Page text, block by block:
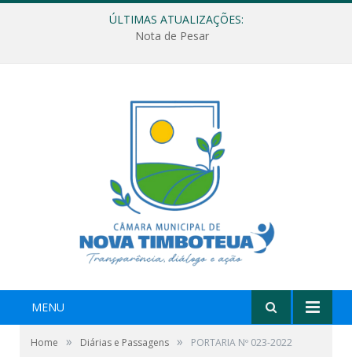
ÚLTIMAS ATUALIZAÇÕES:
Nota de Pesar
MENU
Home » Diárias e Passagens » PORTARIA Nº 023-2022